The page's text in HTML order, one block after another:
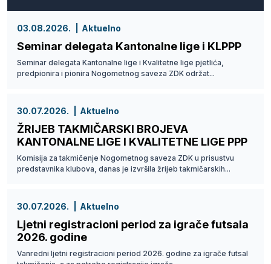
03.08.2026. Aktuelno
Seminar delegata Kantonalne lige i KLPPP
Seminar delegata Kantonalne lige i Kvalitetne lige pjetlića,
predpionira i pionira Nogometnog saveza ZDK održat...
30.07.2026. Aktuelno
ŽRIJEB TAKMIČARSKI BROJEVA
KANTONALNE LIGE I KVALITETNE LIGE PPP
Komisija za takmičenje Nogometnog saveza ZDK u prisustvu
predstavnika klubova, danas je izvršila žrijeb takmičarskih...
30.07.2026. Aktuelno
Ljetni registracioni period za igrače futsala
2026. godine
Vanredni ljetni registracioni period 2026. godine za igrače futsal